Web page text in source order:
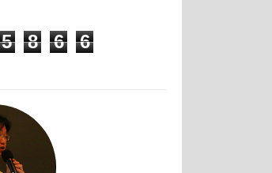
5 8 6 6